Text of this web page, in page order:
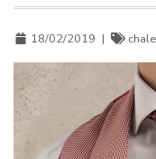
18/02/2019 |